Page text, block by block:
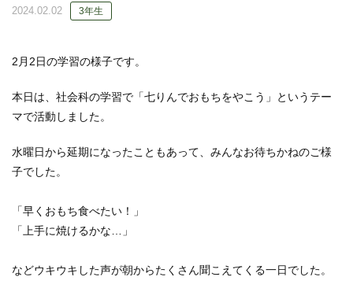
2024.02.02 3年生
2月2日の学習の様子です。
本日は、社会科の学習で「七りんでおもちをやこう」というテー
マで活動しました。
水曜日から延期になったこともあって、みんなお待ちかねのご様
子でした。
「早くおもち食べたい！」
「上手に焼けるかな…」
などウキウキした声が朝からたくさん聞こえてくる一日でした。